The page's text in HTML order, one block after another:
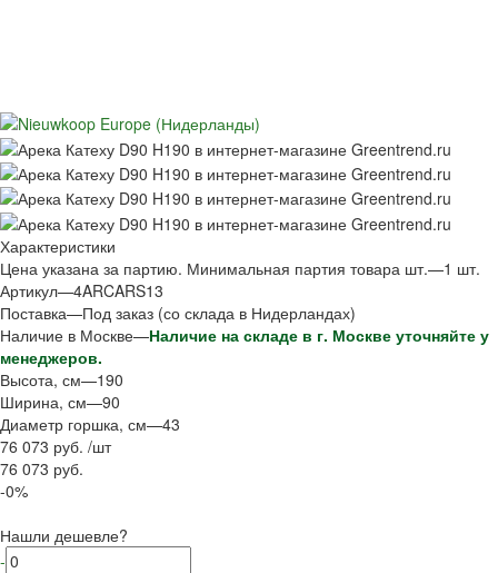
Характеристики
Цена указана за партию. Минимальная партия товара шт.—1 шт.
Артикул—4ARCARS13
Поставка—Под заказ (со склада в Нидерландах)
Наличие в Москве—Наличие на складе в г. Москве уточняйте у
менеджеров.
Высота, см—190
Ширина, см—90
Диаметр горшка, см—43
76 073 руб. /шт
76 073 руб.
-0%
Нашли дешевле?
-